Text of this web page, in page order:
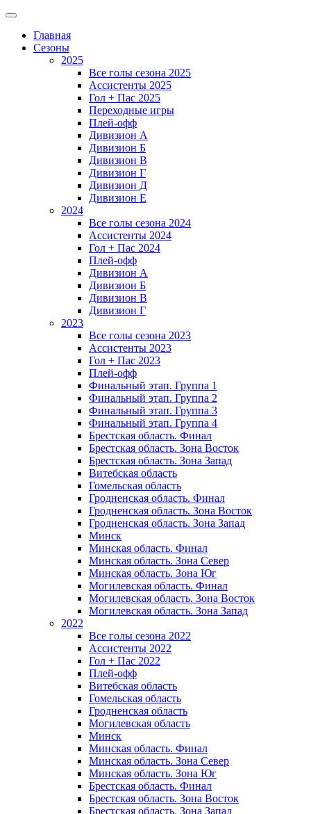
Главная
Сезоны
2025
Все голы сезона 2025
Ассистенты 2025
Гол + Пас 2025
Переходные игры
Плей-офф
Дивизион A
Дивизион Б
Дивизион В
Дивизион Г
Дивизион Д
Дивизион Е
2024
Все голы сезона 2024
Ассистенты 2024
Гол + Пас 2024
Плей-офф
Дивизион A
Дивизион Б
Дивизион В
Дивизион Г
2023
Все голы сезона 2023
Ассистенты 2023
Гол + Пас 2023
Плей-офф
Финальный этап. Группа 1
Финальный этап. Группа 2
Финальный этап. Группа 3
Финальный этап. Группа 4
Брестская область. Финал
Брестская область. Зона Восток
Брестская область. Зона Запад
Витебская область
Гомельская область
Гродненская область. Финал
Гродненская область. Зона Восток
Гродненская область. Зона Запад
Минск
Минская область. Финал
Минская область. Зона Север
Минская область. Зона Юг
Могилевская область. Финал
Могилевская область. Зона Восток
Могилевская область. Зона Запад
2022
Все голы сезона 2022
Ассистенты 2022
Гол + Пас 2022
Плей-офф
Витебская область
Гомельская область
Гродненская область
Могилевская область
Минск
Mинская область. Финал
Минская область. Зона Север
Минская область. Зона Юг
Брестская область. Финал
Брестская область. Зона Восток
Брестская область. Зона Запад